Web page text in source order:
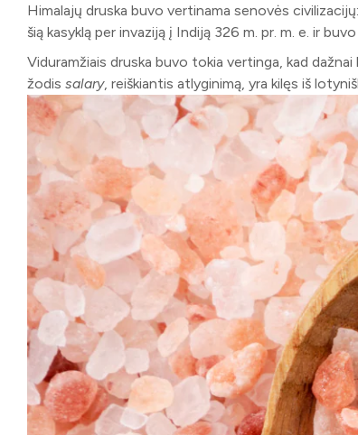
Himalajų druska buvo vertinama senovės
šią kasyklą per invaziją į Indiją 326 m. pr. m. e. ir
Viduramžiais druska buvo tokia vertinga, kad
žodis salary, reiškiantis atlyginimą, yra kilęs iš